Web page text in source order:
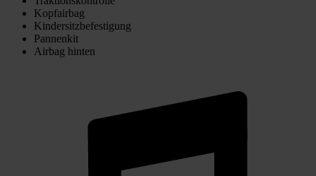
Kopfairbag
Kindersitzbefestigung
Pannenkit
Airbag hinten